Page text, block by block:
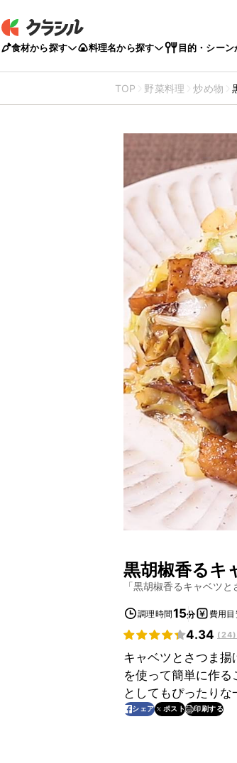
食材から探す 料理名から探す 目的・シーン
TOP 野菜料理 炒め物
黒胡椒香るキ
「黒胡椒香るキャベツと
調理時間15分 費用
4.34 (24)
キャベツとさつま
を使って簡単に作
としてもぴったりな
シェア ポスト 印刷する